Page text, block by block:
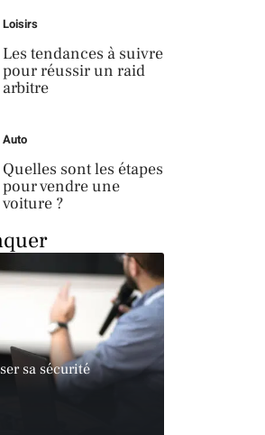
Loisirs
Les tendances à suivre
pour réussir un raid
arbitre
Auto
Quelles sont les étapes
pour vendre une
voiture ?
sa sécurité